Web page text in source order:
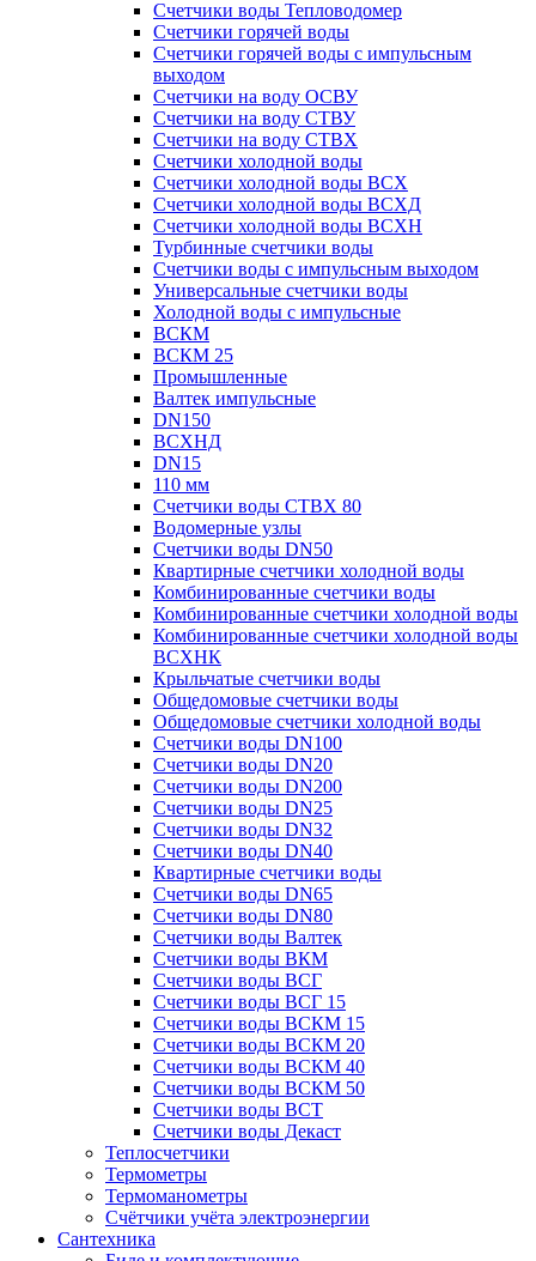
Счетчики воды Тепловодомер
Счетчики горячей воды
Счетчики горячей воды с импульсным
выходом
Счетчики на воду ОСВУ
Счетчики на воду СТВУ
Счетчики на воду СТВХ
Счетчики холодной воды
Счетчики холодной воды ВСХ
Счетчики холодной воды ВСХД
Счетчики холодной воды ВСХН
Турбинные счетчики воды
Счетчики воды с импульсным выходом
Универсальные счетчики воды
Холодной воды с импульсные
ВСКМ
ВСКМ 25
Промышленные
Валтек импульсные
DN150
ВСХНД
DN15
110 мм
Счетчики воды СТВХ 80
Водомерные узлы
Счетчики воды DN50
Квартирные счетчики холодной воды
Комбинированные счетчики воды
Комбинированные счетчики холодной воды
Комбинированные счетчики холодной воды
ВСХНК
Крыльчатые счетчики воды
Общедомовые счетчики воды
Общедомовые счетчики холодной воды
Счетчики воды DN100
Счетчики воды DN20
Счетчики воды DN200
Счетчики воды DN25
Счетчики воды DN32
Счетчики воды DN40
Квартирные счетчики воды
Счетчики воды DN65
Счетчики воды DN80
Счетчики воды Валтек
Счетчики воды ВКМ
Счетчики воды ВСГ
Счетчики воды ВСГ 15
Счетчики воды ВСКМ 15
Счетчики воды ВСКМ 20
Счетчики воды ВСКМ 40
Счетчики воды ВСКМ 50
Счетчики воды ВСТ
Счетчики воды Декаст
Теплосчетчики
Термометры
Термоманометры
Счётчики учёта электроэнергии
Сантехника